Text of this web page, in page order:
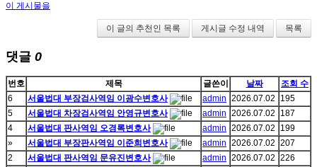
이 게시물을
이 글의 추천인 목록 게시글 수정 내역 목록
댓글 0
번호 제목 글쓴이 날짜
조회 수
6
서울법대 부장검사역임 이광수변호사 admin 2026.07.02
195
5
서울법대 차장검사역임 안영규변호사 admin 2026.07.02
187
4
서울법대 판사역임 오경록변호사 admin 2026.07.02
199
»
서울법대 부장판사역임 이준희변호사 admin 2026.07.02 207
2
서울법대 판사역임 문유진변호사 admin 2026.07.02 226